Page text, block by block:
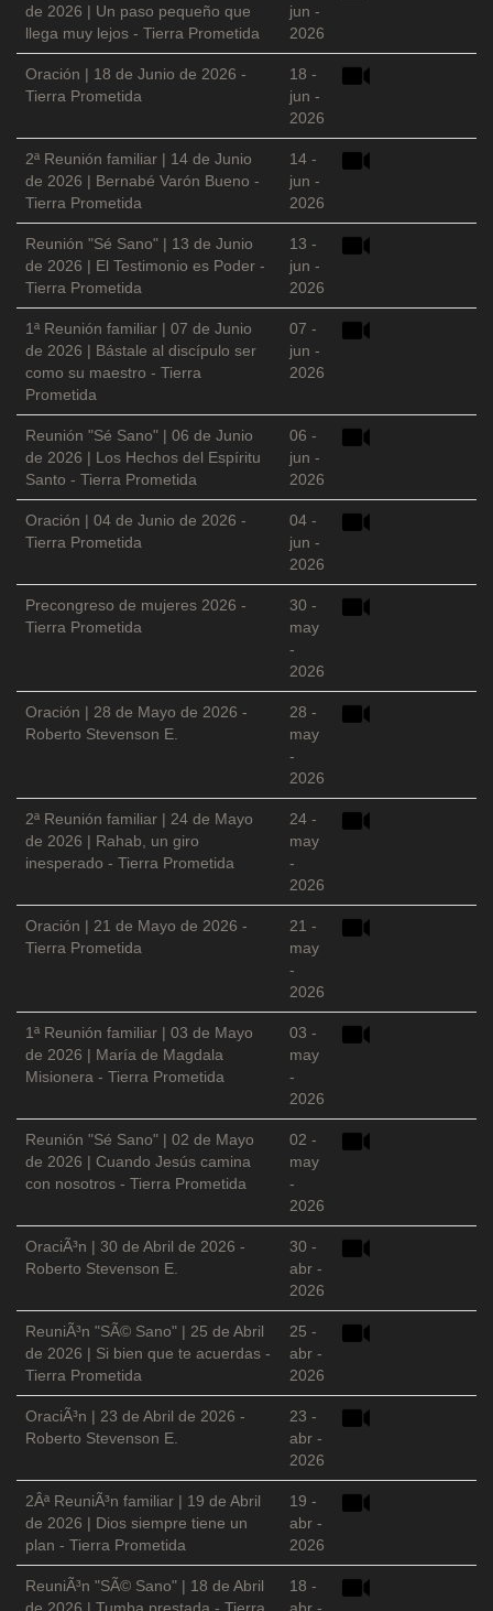
de 2026 | Un paso pequeño que
llega muy lejos - Tierra Prometida
jun -
2026
Oración | 18 de Junio de 2026 -
Tierra Prometida
18 -
jun -
2026
2ª Reunión familiar | 14 de Junio
de 2026 | Bernabé Varón Bueno -
Tierra Prometida
14 -
jun -
2026
Reunión "Sé Sano" | 13 de Junio
de 2026 | El Testimonio es Poder -
Tierra Prometida
13 -
jun -
2026
1ª Reunión familiar | 07 de Junio
de 2026 | Bástale al discípulo ser
como su maestro - Tierra
Prometida
07 -
jun -
2026
Reunión "Sé Sano" | 06 de Junio
de 2026 | Los Hechos del Espíritu
Santo - Tierra Prometida
06 -
jun -
2026
Oración | 04 de Junio de 2026 -
Tierra Prometida
04 -
jun -
2026
Precongreso de mujeres 2026 -
Tierra Prometida
30 -
may
-
2026
Oración | 28 de Mayo de 2026 -
Roberto Stevenson E.
28 -
may
-
2026
2ª Reunión familiar | 24 de Mayo
de 2026 | Rahab, un giro
inesperado - Tierra Prometida
24 -
may
-
2026
Oración | 21 de Mayo de 2026 -
Tierra Prometida
21 -
may
-
2026
1ª Reunión familiar | 03 de Mayo
de 2026 | María de Magdala
Misionera - Tierra Prometida
03 -
may
-
2026
Reunión "Sé Sano" | 02 de Mayo
de 2026 | Cuando Jesús camina
con nosotros - Tierra Prometida
02 -
may
-
2026
OraciÃ³n | 30 de Abril de 2026 -
Roberto Stevenson E.
30 -
abr -
2026
ReuniÃ³n "SÃ© Sano" | 25 de Abril
de 2026 | Si bien que te acuerdas -
Tierra Prometida
25 -
abr -
2026
OraciÃ³n | 23 de Abril de 2026 -
Roberto Stevenson E.
23 -
abr -
2026
2Âª ReuniÃ³n familiar | 19 de Abril
de 2026 | Dios siempre tiene un
plan - Tierra Prometida
19 -
abr -
2026
ReuniÃ³n "SÃ© Sano" | 18 de Abril
18 -